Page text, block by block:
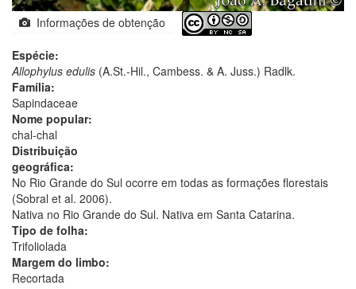
Informações de obtenção
Espécie:
Allophylus edulis (A.St.-Hil., Cambess. & A. Juss.) Radlk.
Família:
Sapindaceae
Nome popular:
chal-chal
Distribuição
geográfica:
No Rio Grande do Sul ocorre em todas as formações florestais
(Sobral et al. 2006).
Nativa no Rio Grande do Sul. Nativa em Santa Catarina.
Tipo de folha:
Trifoliolada
Margem do limbo:
Recortada